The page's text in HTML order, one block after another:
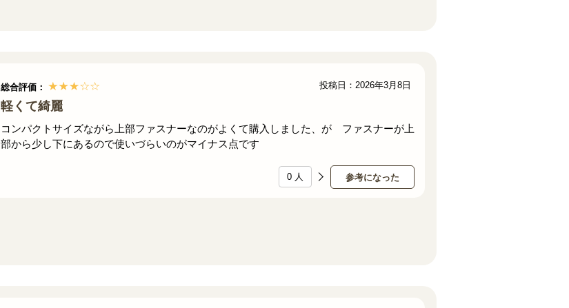
総合評価：
軽くて綺麗
コンパクトサイズながら上部ファスナーなのがよくて購入しました、が ファスナーが上
部から少し下にあるので使いづらいのがマイナス点です
参考になった
0 人
投稿日：2026年3月8日